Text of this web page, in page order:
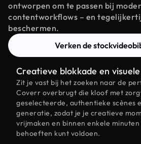
ontworpen om te passen bij
contentworkflows – en
beschermen.
Verken de
Creatieve blokkade en
Zit je vast bij het zoeken naar de
Coverr overbrugt die kloof met
geselecteerde, authentieke scènes
generatie, zodat je je creatieve
vrijmaken en binnen enkele minuten
behoeften kunt voldoen.